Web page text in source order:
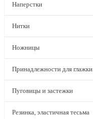
Наперстки
Нитки
Ножницы
Принадлежности для глажки
Пуговицы и застежки
Резинка, эластичная тесьма